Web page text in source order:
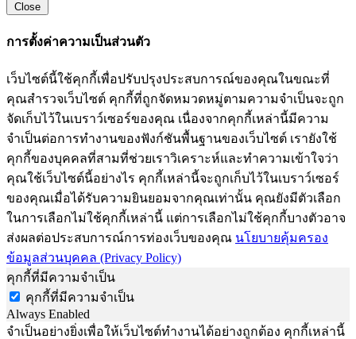
Close
การตั้งค่าความเป็นส่วนตัว
เว็บไซต์นี้ใช้คุกกี้เพื่อปรับปรุงประสบการณ์ของคุณในขณะที่
คุณสำรวจเว็บไซต์ คุกกี้ที่ถูกจัดหมวดหมู่ตามความจำเป็นจะถูก
จัดเก็บไว้ในเบราว์เซอร์ของคุณ เนื่องจากคุกกี้เหล่านี้มีความ
จำเป็นต่อการทำงานของฟังก์ชันพื้นฐานของเว็บไซต์ เรายังใช้
คุกกี้ของบุคคลที่สามที่ช่วยเราวิเคราะห์และทำความเข้าใจว่า
คุณใช้เว็บไซต์นี้อย่างไร คุกกี้เหล่านี้จะถูกเก็บไว้ในเบราว์เซอร์
ของคุณเมื่อได้รับความยินยอมจากคุณเท่านั้น คุณยังมีตัวเลือก
ในการเลือกไม่ใช้คุกกี้เหล่านี้ แต่การเลือกไม่ใช้คุกกี้บางตัวอาจ
ส่งผลต่อประสบการณ์การท่องเว็บของคุณ นโยบายคุ้มครอง
ข้อมูลส่วนบุคคล (Privacy Policy)
คุกกี้ที่มีความจำเป็น
คุกกี้ที่มีความจำเป็น
Always Enabled
จำเป็นอย่างยิ่งเพื่อให้เว็บไซต์ทำงานได้อย่างถูกต้อง คุกกี้เหล่านี้